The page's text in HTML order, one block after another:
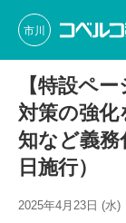
市川
【特設ペ
対策の強化
知など義務
日施行）
2025年4月23日 (水)